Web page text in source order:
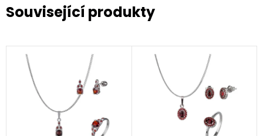
Související produkty